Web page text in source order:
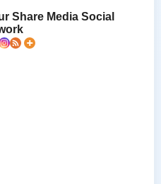
Share Media Social